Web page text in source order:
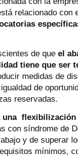
relacionado
de queel
tiene que ser
medidas de
de
reservadas.
una
con síndrome de
y de superar
mínimos,